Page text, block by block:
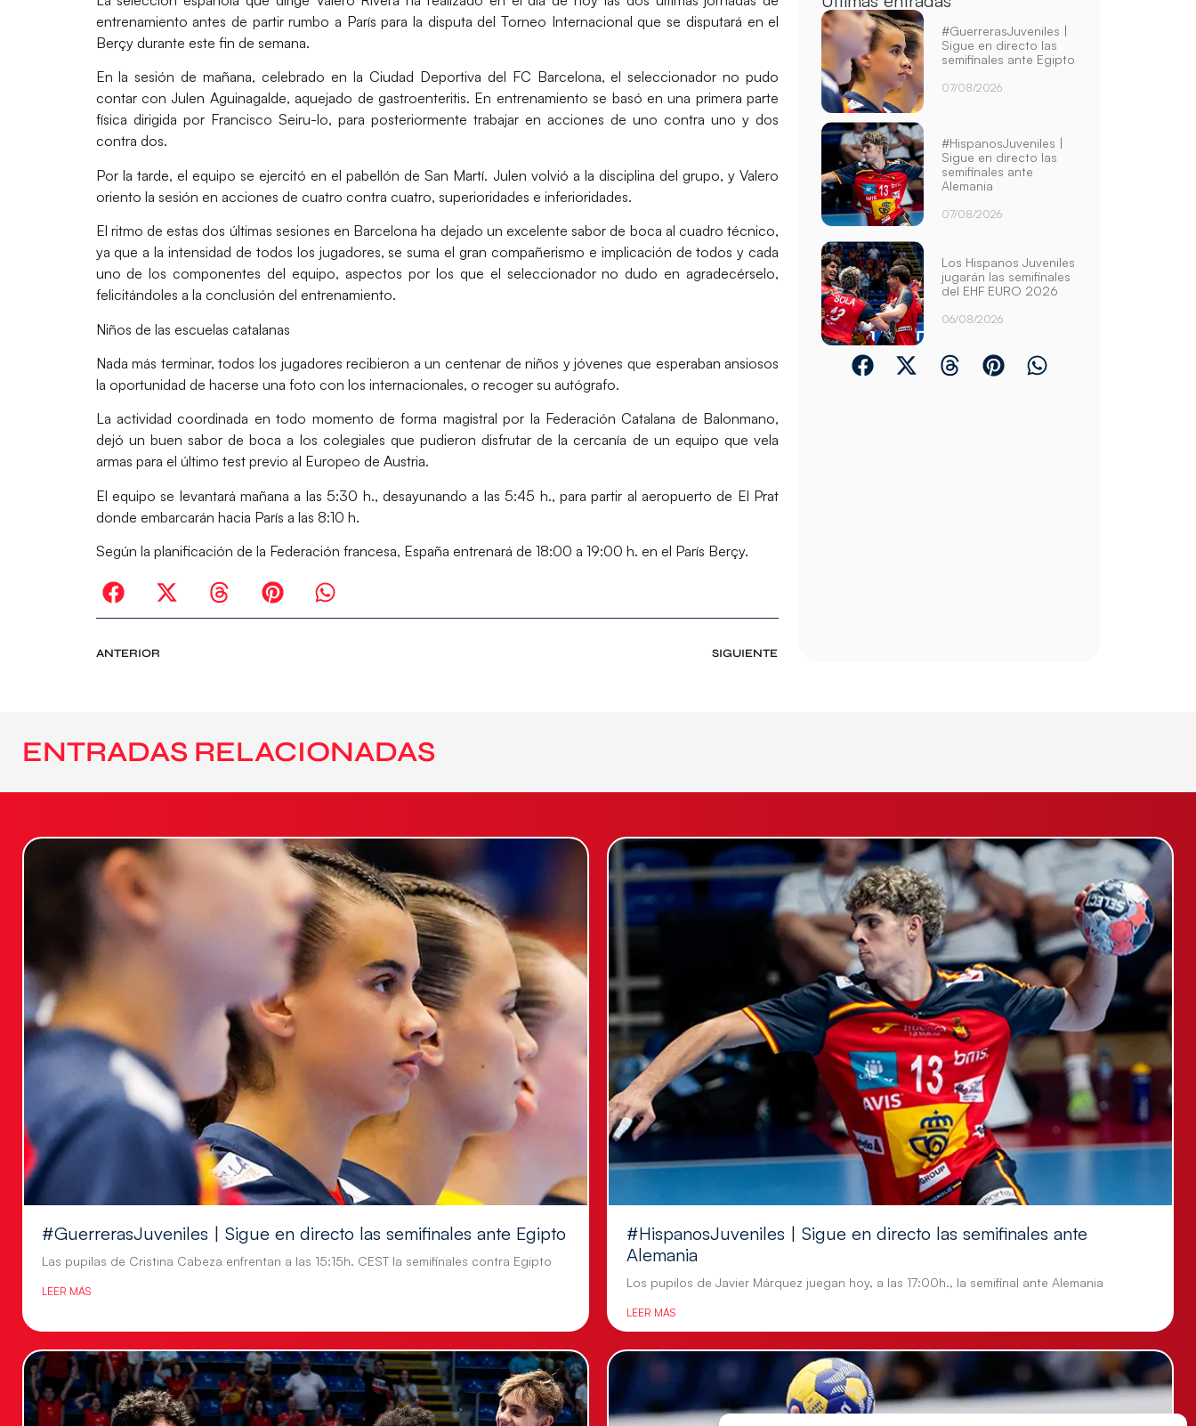
entrenamiento antes de partir rumbo a París para la disputa del Torneo Internacional que se disputará en el
Berçy durante este fin de semana.
En la sesión de mañana, celebrado en la Ciudad Deportiva del FC Barcelona, el seleccionador no pudo
contar con Julen Aguinagalde, aquejado de gastroenteritis. En entrenamiento se basó en una primera parte
física dirigida por Francisco Seiru-lo, para posteriormente trabajar en acciones de uno contra uno y dos
contra dos.
Por la tarde, el equipo se ejercitó en el pabellón de San Martí. Julen volvió a la disciplina del grupo, y Valero
oriento la sesión en acciones de cuatro contra cuatro, superioridades e inferioridades.
El ritmo de estas dos últimas sesiones en Barcelona ha dejado un excelente sabor de boca al cuadro técnico,
ya que a la intensidad de todos los jugadores, se suma el gran compañerismo e implicación de todos y cada
uno de los componentes del equipo, aspectos por los que el seleccionador no dudo en agradecérselo,
felicitándoles a la conclusión del entrenamiento.
Niños de las escuelas catalanas
Nada más terminar, todos los jugadores recibieron a un centenar de niños y jóvenes que esperaban ansiosos
la oportunidad de hacerse una foto con los internacionales, o recoger su autógrafo.
La actividad coordinada en todo momento de forma magistral por la Federación Catalana de Balonmano,
dejó un buen sabor de boca a los colegiales que pudieron disfrutar de la cercanía de un equipo que vela
armas para el último test previo al Europeo de Austria.
El equipo se levantará mañana a las 5:30 h., desayunando a las 5:45 h., para partir al aeropuerto de El Prat
donde embarcarán hacia París a las 8:10 h.
Según la planificación de la Federación francesa, España entrenará de 18:00 a 19:00 h. en el París Berçy.
ANTERIOR SIGUIENTE
#GuerrerasJuveniles |
Sigue en directo las
semifinales ante Egipto
07/08/2026
#HispanosJuveniles |
Sigue en directo las
semifinales ante
Alemania
07/08/2026
Los Hispanos Juveniles
jugarán las semifinales
del EHF EURO 2026
06/08/2026
ENTRADAS RELACIONADAS
#GuerrerasJuveniles | Sigue en directo las semifinales ante Egipto
Las pupilas de Cristina Cabeza enfrentan a las 15:15h. CEST la semifinales contra Egipto
LEER MÁS
#HispanosJuveniles | Sigue en directo las semifinales ante
Alemania
Los pupilos de Javier Márquez juegan hoy, a las 17:00h., la semifinal ante Alemania
LEER MÁS